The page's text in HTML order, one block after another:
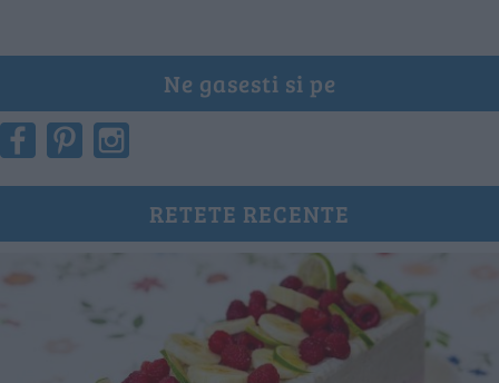
Ne gasesti si pe
RETETE RECENTE